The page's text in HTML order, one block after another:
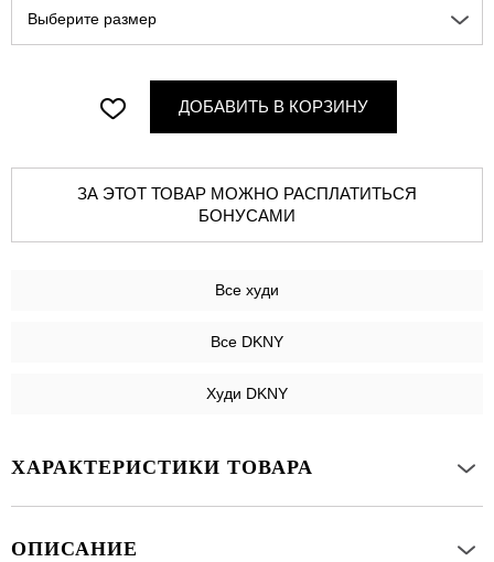
Выберите размер
ДОБАВИТЬ В КОРЗИНУ
ЗА ЭТОТ ТОВАР МОЖНО РАСПЛАТИТЬСЯ
БОНУСАМИ
Все худи
Все DKNY
Худи DKNY
ХАРАКТЕРИСТИКИ ТОВАРА
ОПИСАНИЕ